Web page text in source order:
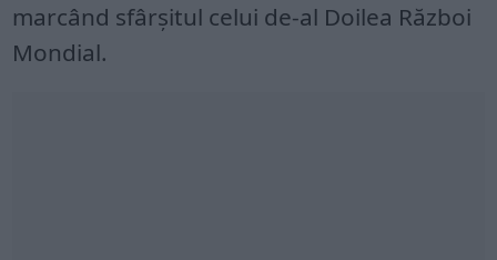
marcând sfârșitul celui de-al Doilea Război
Mondial.